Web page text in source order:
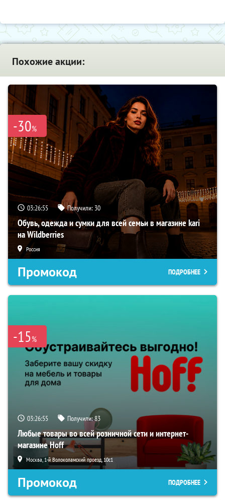
Похожие акции:
-30%
03:26:54 Получили: 30
Обувь, одежда и сумки для всей семьи в магазине kari
на Wildberries
Россия
Промокод ПОДРОБНЕЕ
-15%
03:26:54 Получили:83
Любые товары во всей розничной сети и интернет-
магазине Hoff
Москва, 1-й Волоколамский проезд, 10с1
Промокод ПОДРОБНЕЕ